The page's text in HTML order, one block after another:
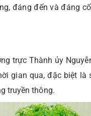
đáng đến và đáng
trực Thành ủy
gian qua, đặc biệt là
truyền thông.